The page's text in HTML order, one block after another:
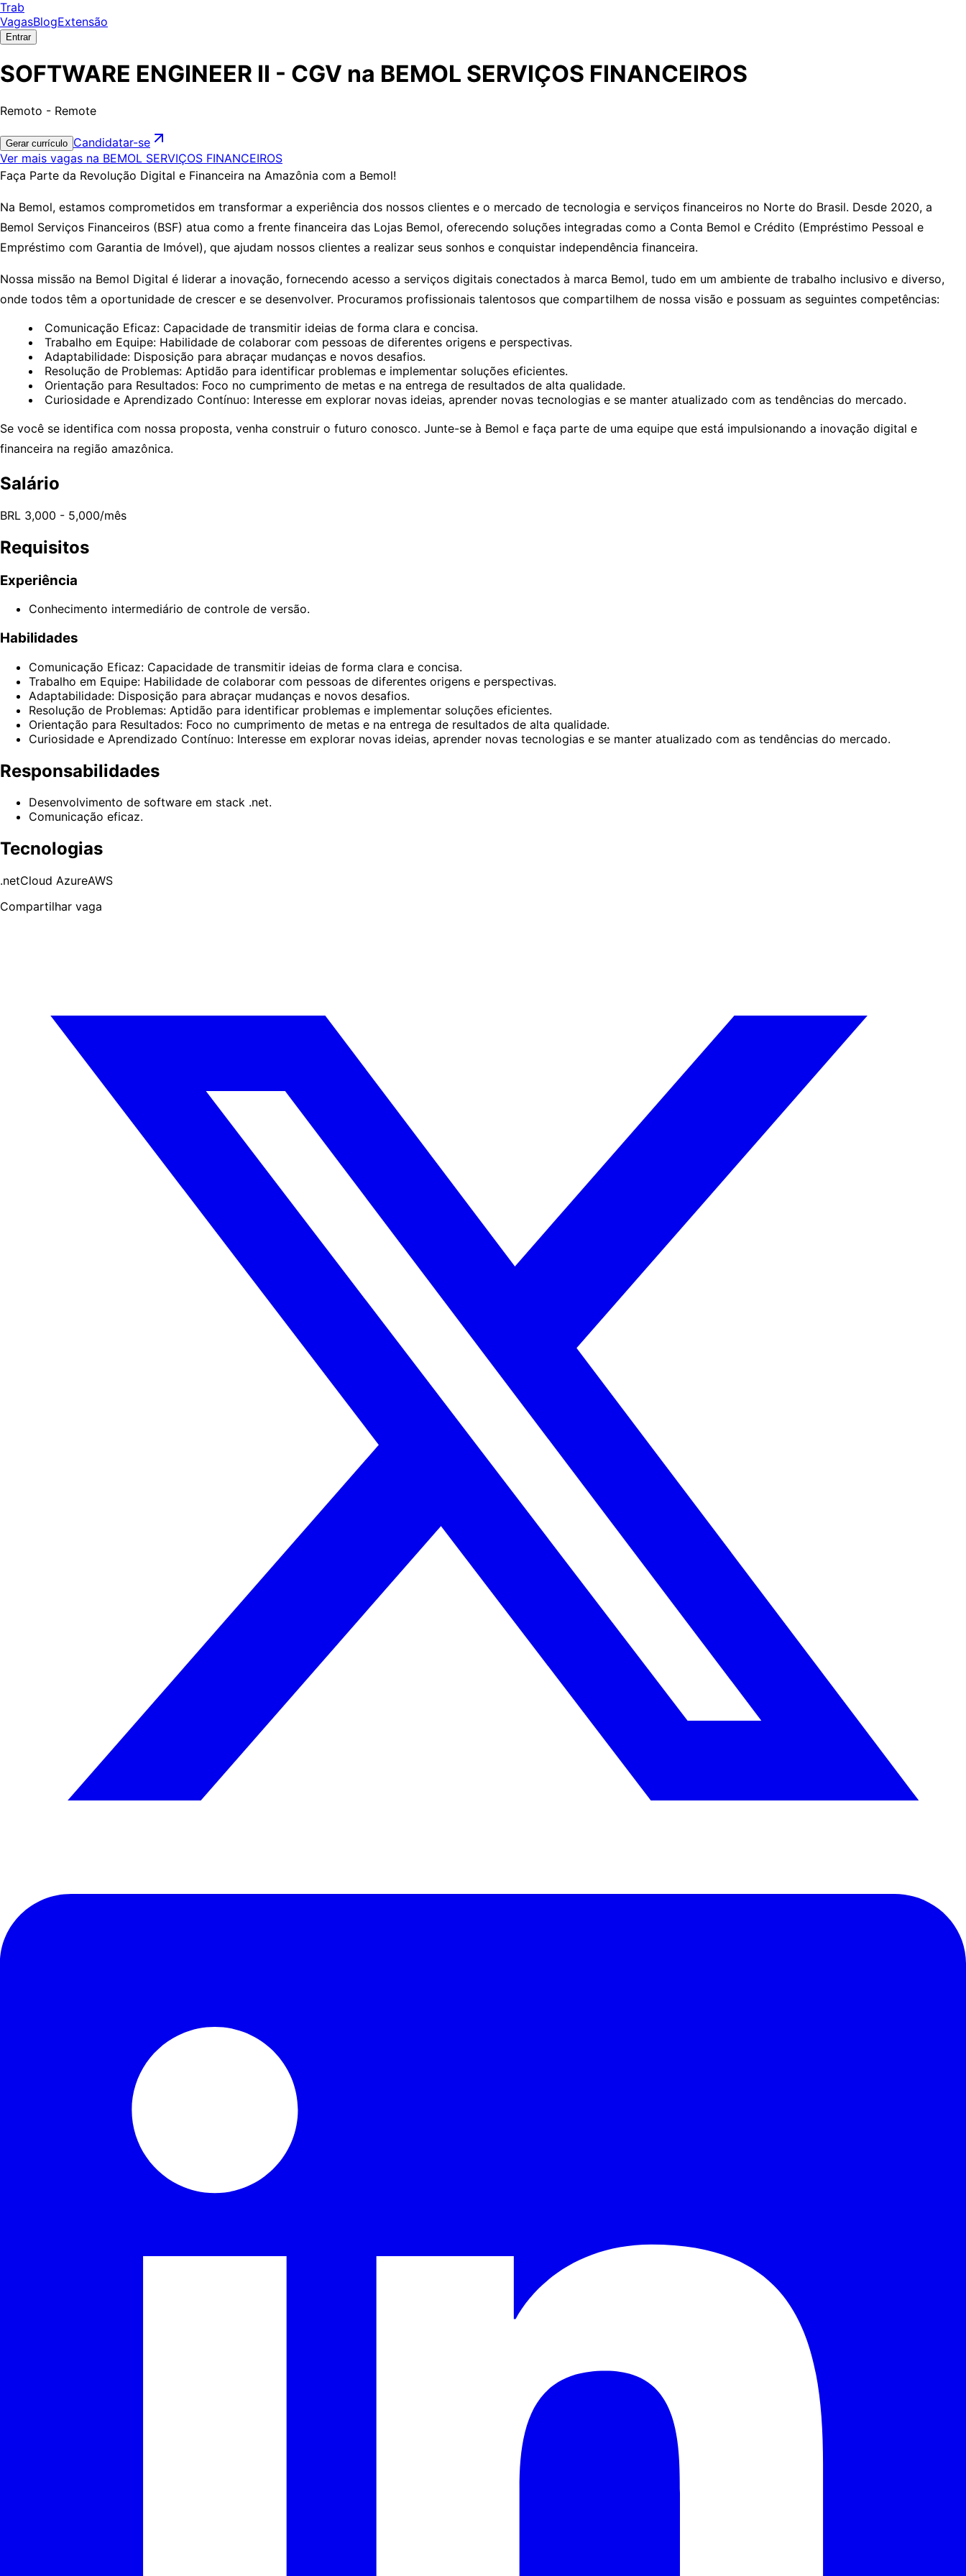
Trab
VagasBlogExtensão
Entrar
SOFTWARE ENGINEER II - CGV na BEMOL SERVIÇOS FINANCEIROS
Remoto - Remote
Gerar currículo Candidatar-se
Ver mais vagas na BEMOL SERVIÇOS FINANCEIROS
Faça Parte da Revolução Digital e Financeira na Amazônia com a Bemol!
Na Bemol, estamos comprometidos em transformar a experiência dos nossos clientes e o mercado de tecnologia e serviços financeiros no Norte do Brasil. Desde 2020, a
Bemol Serviços Financeiros (BSF) atua como a frente financeira das Lojas Bemol, oferecendo soluções integradas como a Conta Bemol e Crédito (Empréstimo Pessoal e
Empréstimo com Garantia de Imóvel), que ajudam nossos clientes a realizar seus sonhos e conquistar independência financeira.
Nossa missão na Bemol Digital é liderar a inovação, fornecendo acesso a serviços digitais conectados à marca Bemol, tudo em um ambiente de trabalho inclusivo e diverso,
onde todos têm a oportunidade de crescer e se desenvolver. Procuramos profissionais talentosos que compartilhem de nossa visão e possuam as seguintes competências:
Comunicação Eficaz: Capacidade de transmitir ideias de forma clara e concisa.
Trabalho em Equipe: Habilidade de colaborar com pessoas de diferentes origens e perspectivas.
Adaptabilidade: Disposição para abraçar mudanças e novos desafios.
Resolução de Problemas: Aptidão para identificar problemas e implementar soluções eficientes.
Orientação para Resultados: Foco no cumprimento de metas e na entrega de resultados de alta qualidade.
Curiosidade e Aprendizado Contínuo: Interesse em explorar novas ideias, aprender novas tecnologias e se manter atualizado com as tendências do mercado.
Se você se identifica com nossa proposta, venha construir o futuro conosco. Junte-se à Bemol e faça parte de uma equipe que está impulsionando a inovação digital e
financeira na região amazônica.
Salário
BRL 3,000 - 5,000/mês
Requisitos
Experiência
Conhecimento intermediário de controle de versão.
Habilidades
Comunicação Eficaz: Capacidade de transmitir ideias de forma clara e concisa.
Trabalho em Equipe: Habilidade de colaborar com pessoas de diferentes origens e perspectivas.
Adaptabilidade: Disposição para abraçar mudanças e novos desafios.
Resolução de Problemas: Aptidão para identificar problemas e implementar soluções eficientes.
Orientação para Resultados: Foco no cumprimento de metas e na entrega de resultados de alta qualidade.
Curiosidade e Aprendizado Contínuo: Interesse em explorar novas ideias, aprender novas tecnologias e se manter atualizado com as tendências do mercado.
Responsabilidades
Desenvolvimento de software em stack .net.
Comunicação eficaz.
Tecnologias
.netCloud AzureAWS
Compartilhar vaga